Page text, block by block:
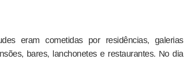
eram cometidas por residências, galerias
bares, lanchonetes e restaurantes. No dia